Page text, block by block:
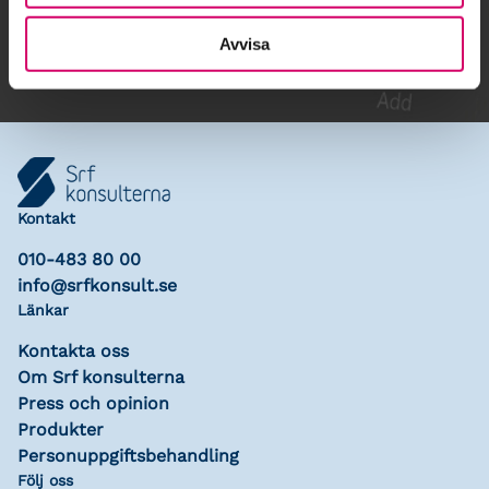
Avvisa
Lägg till i kalender
Kontakt
010-483 80 00
info@srfkonsult.se
Länkar
Kontakta oss
Om Srf konsulterna
Press och opinion
Produkter
Personuppgiftsbehandling
Följ oss